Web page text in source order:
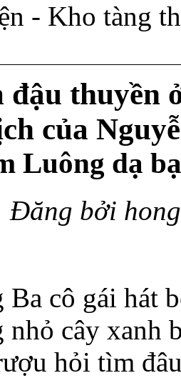
- Kho tàng
đậu thuyền
của
Luông dạ
Đăng bởi
Ba cô gái hát
cây xanh
hỏi tìm